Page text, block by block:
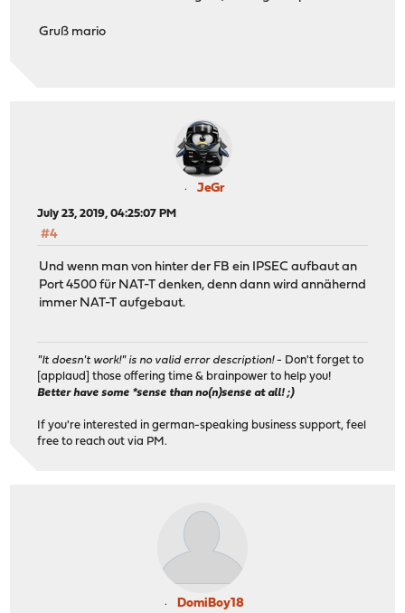
Gruß mario
JeGr
July 23, 2019, 04:25:07 PM
#4
Und wenn man von hinter der FB ein IPSEC aufbaut an
Port 4500 für NAT-T denken, denn dann wird annähernd
immer NAT-T aufgebaut.
"It doesn't work!" is no valid error description!- Don't forget to
[applaud] those offering time & brainpower to help you!
Better have some *sense than no(n)sense at all! ;)
If you're interested in german-speaking business support, feel
free to reach out via PM.
DomiBoy18